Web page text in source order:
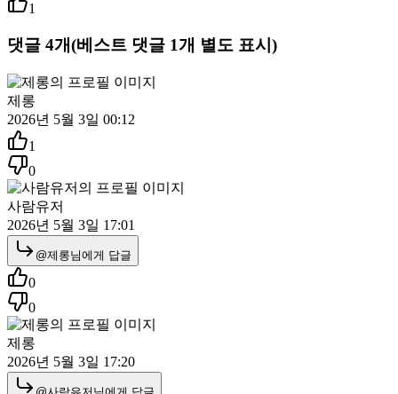
1
댓글 4개(베스트 댓글 1개 별도 표시)
제롱
2026년 5월 3일 00:12
1
0
사람유저
2026년 5월 3일 17:01
@제롱님에게 답글
0
0
제롱
2026년 5월 3일 17:20